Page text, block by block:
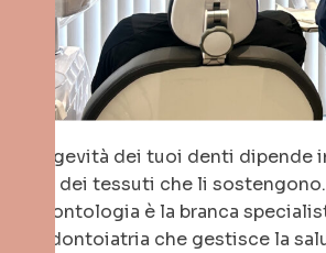
La longevità dei tuoi denti dipende
salute dei tessuti che li
parodontologia è la branca
dell’odontoiatria che gestisce la